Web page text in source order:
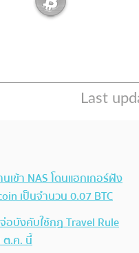
นเข้า NAS โดนแฮกเกอร์ฝัง
เป็นจำนวน 0.07 BTC
อบังคับใช้กฏ Travel Rule
ต.ค. นี้